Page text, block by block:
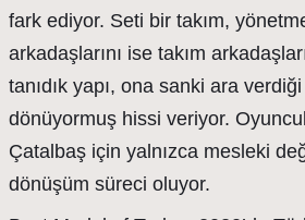
fark ediyor. Seti bir takım,
arkadaşlarını ise takım
tanıdık yapı, ona sanki ara
dönüyormuş hissi veriyor.
Çatalbaş için yalnızca mesleki
dönüşüm süreci oluyor.